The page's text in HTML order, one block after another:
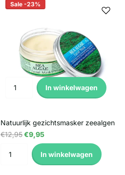
Sale -23%
In winkelwagen
Natuurlijk gezichtsmasker zeealgen
€12,95€9,95
In winkelwagen